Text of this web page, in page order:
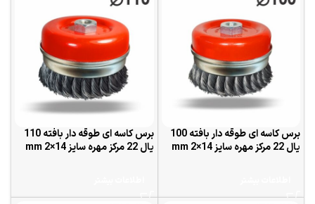
برس کاسه ای طوقه دار بافته 100
یال 22 مرکز مهره سایز 14×2 mm
برس کاسه ای طوقه دار بافته 110
یال 22 مرکز مهره سایز 14×2 mm